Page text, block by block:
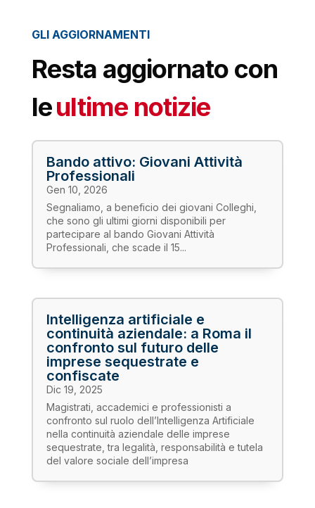
GLI AGGIORNAMENTI
Resta aggiornato con
leultime notizie
Bando attivo: Giovani Attività
Professionali
Gen 10, 2026
Segnaliamo, a beneficio dei giovani Colleghi,
che sono gli ultimi giorni disponibili per
partecipare al bando Giovani Attività
Professionali, che scade il 15...
Intelligenza artificiale e
continuità aziendale: a Roma il
confronto sul futuro delle
imprese sequestrate e
confiscate
Dic 19, 2025
Magistrati, accademici e professionisti a
confronto sul ruolo dell’Intelligenza Artificiale
nella continuità aziendale delle imprese
sequestrate, tra legalità, responsabilità e tutela
del valore sociale dell’impresa